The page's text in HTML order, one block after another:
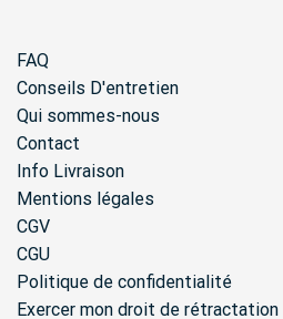
FAQ
Conseils D'entretien
Qui sommes-nous
Contact
Info Livraison
Mentions légales
CGV
CGU
Politique de confidentialité
Exercer mon droit de rétractation